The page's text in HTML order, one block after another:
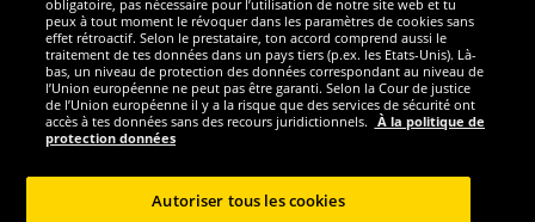
Réseaux sociaux
obligatoire, pas nécessaire pour l’utilisation de notre site web et tu
peux à tout moment le révoquer dans les paramètres de cookies sans
effet rétroactif. Selon le prestataire, ton accord comprend aussi le
traitement de tes données dans un pays tiers (p.ex. les Etats-Unis). Là-
bas, un niveau de protection des données correspondant au niveau de
l’Union européenne ne peut pas être garanti. Selon la Cour de justice
de l’Union européenne il y a la risque que des services de sécurité ont
accès à tes données sans des recours juridictionnels. À la politique de
protection données
Autoriser tous les cookies